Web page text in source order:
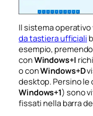
Il sistema
da tastiera ufficiali
esempio,
conWindows+I
o conWindows+D
desktop. Persino le
Windows+1) sono
fissati nella barra